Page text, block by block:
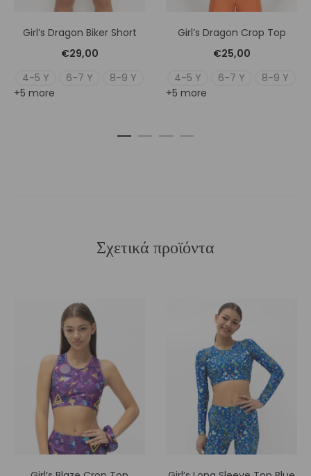
Girl’s Dragon Biker Short
€29,00
4-5 Y
6-7 Y
8-9 Y
+5 more
Girl’s Dragon Crop Top
€25,00
4-5 Y
6-7 Y
8-9 Y
+5 more
Σχετικά προϊόντα